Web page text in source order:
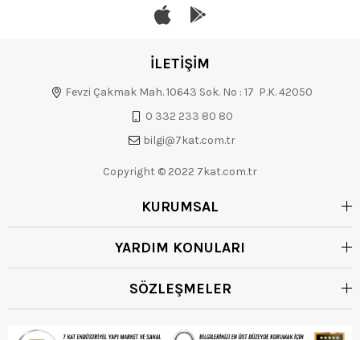
İLETİŞİM
Fevzi Çakmak Mah. 10643 Sok. No : 17 P.K. 42050
0 332 233 80 80
bilgi@7kat.com.tr
Copyright © 2022 7kat.com.tr
KURUMSAL
YARDIM KONULARI
SÖZLEŞMELER